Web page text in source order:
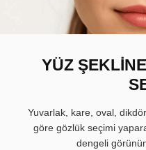
YÜZ
Yuvarlak, kare, oval,
göre gözlük seçimi
dengeli